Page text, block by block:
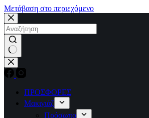
Μετάβαση στο περιεχόμενο
No
results
ΠΡΟΣΦΟΡΕΣ
Μακιγιάζ
Πρόσωπο